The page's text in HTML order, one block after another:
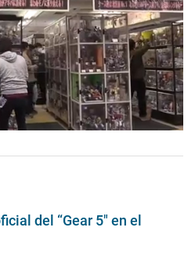
del “Gear 5″ en el